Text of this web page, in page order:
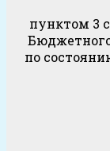
пунктом 3
по